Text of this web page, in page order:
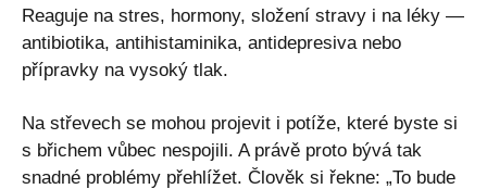
Reaguje na stres, hormony, složení stravy i na léky —
antibiotika, antihistaminika, antidepresiva nebo
přípravky na vysoký tlak.
Na střevech se mohou projevit i potíže, které byste si
s břichem vůbec nespojili. A právě proto bývá tak
snadné problémy přehlížet. Člověk si řekne: „To bude